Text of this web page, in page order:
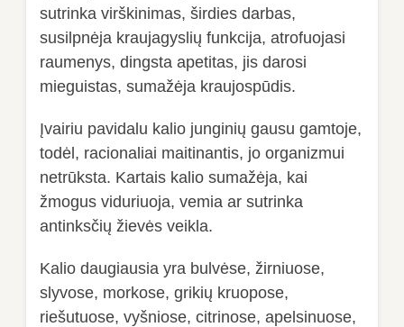
sutrinka virškinimas, širdies darbas,
susilpnėja kraujagyslių funkcija, atrofuojasi
raumenys, dingsta apetitas, jis darosi
mieguistas, sumažėja kraujospūdis.
Įvairiu pavidalu kalio junginių gausu gamtoje,
todėl, racionaliai maitinantis, jo organizmui
netrūksta. Kartais kalio sumažėja, kai
žmogus viduriuoja, vemia ar sutrinka
antinksčių žievės veikla.
Kalio daugiausia yra bulvėse, žirniuose,
slyvose, morkose, grikių kruopose,
riešutuose, vyšniose, citrinose, apelsinuose,